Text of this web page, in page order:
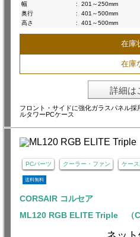
幅
:
201～250mm
奥行
:
401～500mm
高さ
: 401～500mm
在庫
在庫
詳細は
フロント・サイドに強化ガラスパネル
ルタワーPCケース
PCパーツ クーラー・ファン ケース
送料無料
CORSAIR コルセア
ML120 RGB ELITE Triple （